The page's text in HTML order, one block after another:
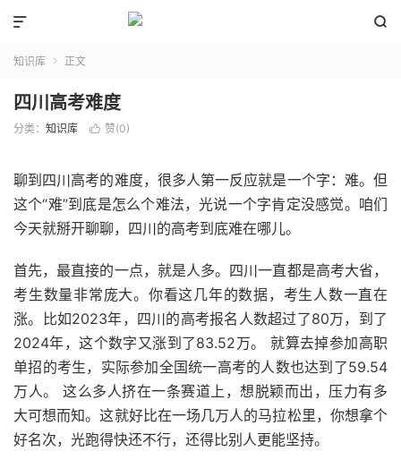


知识库  正文
四川高考难度
分类： 知识库  赞(0)
聊到四川高考的难度，很多人第一反应就是一个字：难。但
这个“难”到底是怎么个难法，光说一个字肯定没感觉。咱们
今天就掰开聊聊，四川的高考到底难在哪儿。
首先，最直接的一点，就是人多。四川一直都是高考大省，
考生数量非常庞大。你看这几年的数据，考生人数一直在
涨。比如2023年，四川的高考报名人数超过了80万，到了
2024年，这个数字又涨到了83.52万。 就算去掉参加高职
单招的考生，实际参加全国统一高考的人数也达到了59.54
万人。 这么多人挤在一条赛道上，想脱颖而出，压力有多
大可想而知。这就好比在一场几万人的马拉松里，你想拿个
好名次，光跑得快还不行，还得比别人更能坚持。